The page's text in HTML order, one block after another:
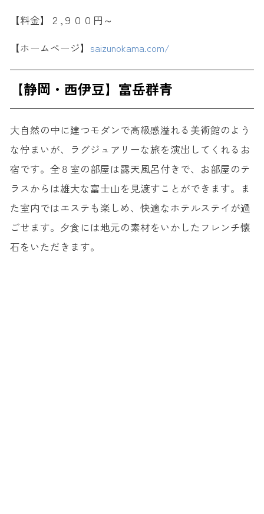
【料金】２,９００円～
【ホームページ】 saizunokama.com/
【静岡・西伊豆】富岳群青
大自然の中に建つモダンで高級感溢れる美術館のよう
な佇まいが、ラグジュアリーな旅を演出してくれるお
宿です。全８室の部屋は露天風呂付きで、お部屋のテ
ラスからは雄大な富士山を見渡すことができます。ま
た室内ではエステも楽しめ、快適なホテルステイが過
ごせます。夕食には地元の素材をいかしたフレンチ懐
石をいただきます。